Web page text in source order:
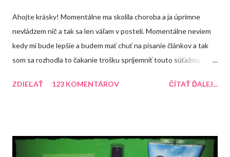
Ahojte krásky! Momentálne ma skolila choroba a ja úprimne
nevládzem nič a tak sa len váľam v posteli. Momentálne neviem
kedy mi bude lepšie a budem mať chuť na písanie článkov a tak
som sa rozhodla to čakanie trošku spríjemniť touto súťažou.
naplno venovať blogu. Do konca roka mám pre Vás pripravené
ZDIEĽAŤ 123 KOMENTÁROV ČÍTAŤ ĎALEJ...